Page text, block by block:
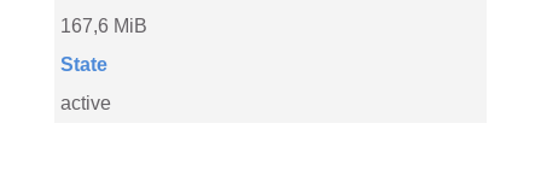
167,6 MiB
State
active